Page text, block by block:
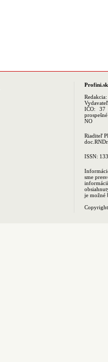
Profini.sk
Redakcia:
IČO: 37
NO
Riaditeľ
ISSN:
sme
je možné